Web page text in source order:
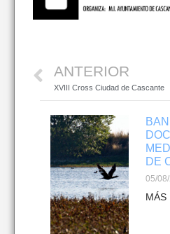
ANTERIOR
XVIII Cross Ciudad de Cascante
DE
05/
MÁS